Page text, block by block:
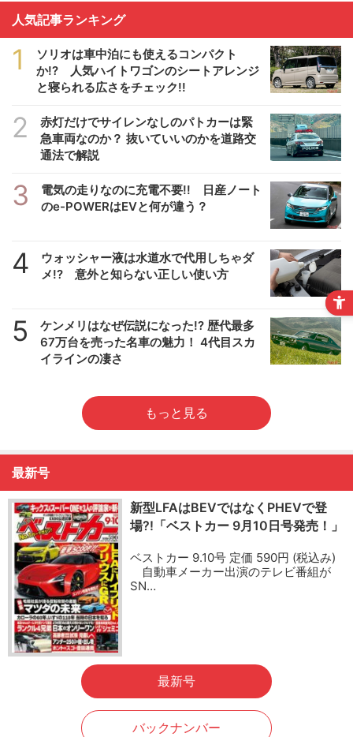
人気記事ランキング
1
ソリオは車中泊にも使えるコンパクト
か!? 人気ハイトワゴンのシートアレンジ
と寝られる広さをチェック!!
2
赤灯だけでサイレンなしのパトカーは緊
急車両なのか？ 抜いていいのかを道路交
通法で解説
3
電気の走りなのに充電不要!! 日産ノート
のe-POWERはEVと何が違う？
4
ウォッシャー液は水道水で代用しちゃダ
メ!? 意外と知らない正しい使い方
5
ケンメリはなぜ伝説になった!? 歴代最多
67万台を売った名車の魅力！ 4代目スカ
イラインの凄さ
もっと見る
最新号
新型LFAはBEVではなくPHEVで登
場?!「ベストカー 9月10日号発売！」
ベストカー 9.10号 定価 590円 (税込み)
自動車メーカー出演のテレビ番組が
SN…
最新号
バックナンバー